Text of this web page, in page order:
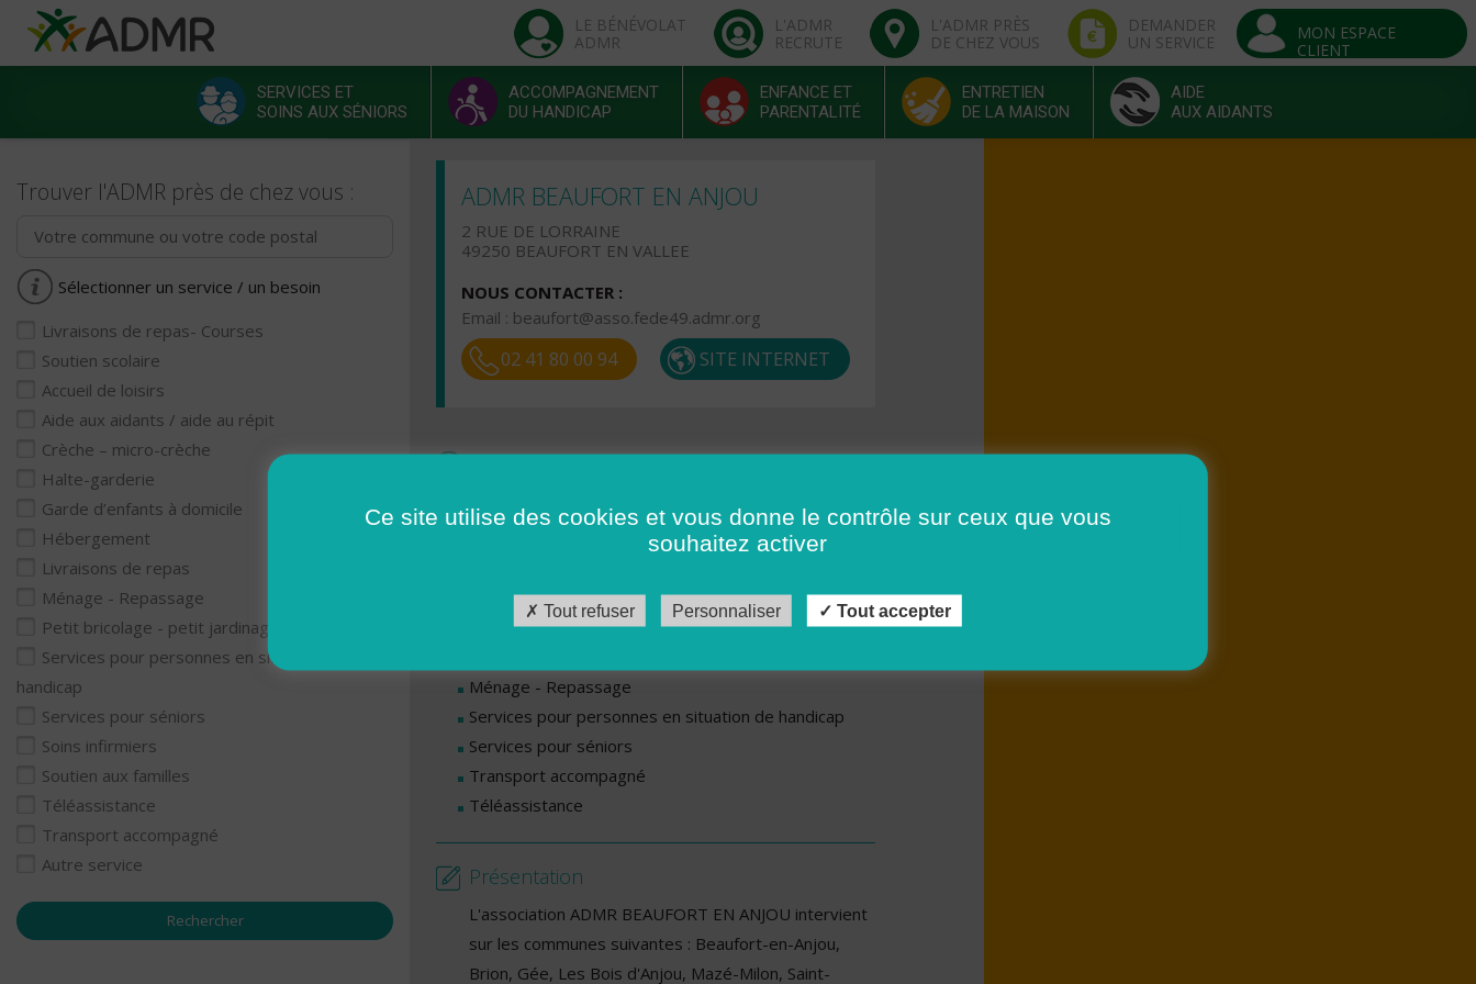
Aller au contenu principal
LE BÉNÉVOLAT
ADMR
L'ADMR
RECRUTE
L'ADMR PRÈS
DE CHEZ VOUS
DEMANDER
UN SERVICE
MON ESPACE
CLIENT
SERVICES ET
SOINS AUX SÉNIORS
ACCOMPAGNEMENT
DU HANDICAP
ENFANCE ET
PARENTALITÉ
ENTRETIEN
DE LA MAISON
AIDE
AUX AIDANTS
Trouver l'ADMR près de chez vous :
Sélectionner un service / un besoin
Livraisons de repas- Courses
Soutien scolaire
Accueil de loisirs
Aide aux aidants / aide au répit
Crèche – micro-crèche
Halte-garderie
Garde d’enfants à domicile
Hébergement
Livraisons de repas
Ménage - Repassage
Petit bricolage - petit jardinage
Services pour personnes en situation de
handicap
Services pour séniors
Soins infirmiers
Soutien aux familles
Téléassistance
Transport accompagné
Autre service
ADMR BEAUFORT EN ANJOU
2 RUE DE LORRAINE
49250 BEAUFORT EN VALLEE
NOUS CONTACTER :
Email : beaufort@asso.fede49.admr.org
02 41 80 00 94 SITE INTERNET
Horaires
Jeudi : De 09h00 à 12h30
Services proposés par cette association
Garde d’enfants à domicile
Ménage - Repassage
Services pour personnes en situation de handicap
Services pour séniors
Transport accompagné
Téléassistance
Présentation
L'association ADMR BEAUFORT EN ANJOU intervient
sur les communes suivantes : Beaufort-en-Anjou,
Brion, Gée, Les Bois d'Anjou, Mazé-Milon, Saint-
Panneau de gestion des cookies
Ce site utilise des cookies et vous donne le contrôle sur ceux que vous
souhaitez activer
Tout refuser Personnaliser Tout accepter